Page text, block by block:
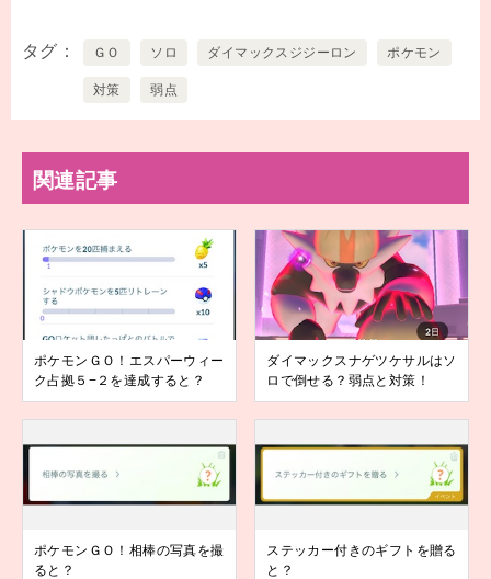
タグ ＧＯ ソロ ダイマックスジジーロン ポケモン
対策 弱点
関連記事
ポケモンＧＯ！エスパーウィー
ク占拠５−２を達成すると？
ダイマックスナゲツケサルはソ
ロで倒せる？弱点と対策！
ポケモンＧＯ！相棒の写真を撮
ると？
ステッカー付きのギフトを贈る
と？